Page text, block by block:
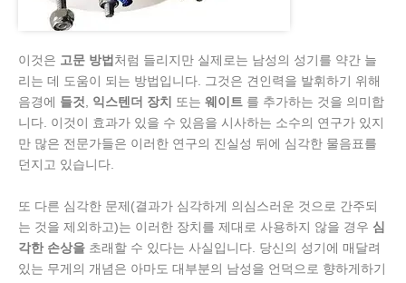
이것은 고문 방법 처럼 들리지만 실제로는 남성의 성기를 약간 늘
리는 데 도움이 되는 방법입니다. 그것은 견인력을 발휘하기 위해
음경에 들것 익스텐더 장치 또는 웨이트 를 추가하는 것을 의미합
니다. 이것이 효과가 있을 수 있음을 시사하는 소수의 연구가 있지
만 많은 전문가들은 이러한 연구의 진실성 뒤에 심각한 물음표를
던지고 있습니다.
또 다른 심각한 문제(결과가 심각하게 의심스러운 것으로 간주되
는 것을 제외하고)는 이러한 장치를 제대로 사용하지 않을 경우 심
각한 손상을 초래할 수 있다는 사실입니다. 당신의 성기에 매달려
있는 무게의 개념은 아마도 대부분의 남성을 언덕으로 향하게하기